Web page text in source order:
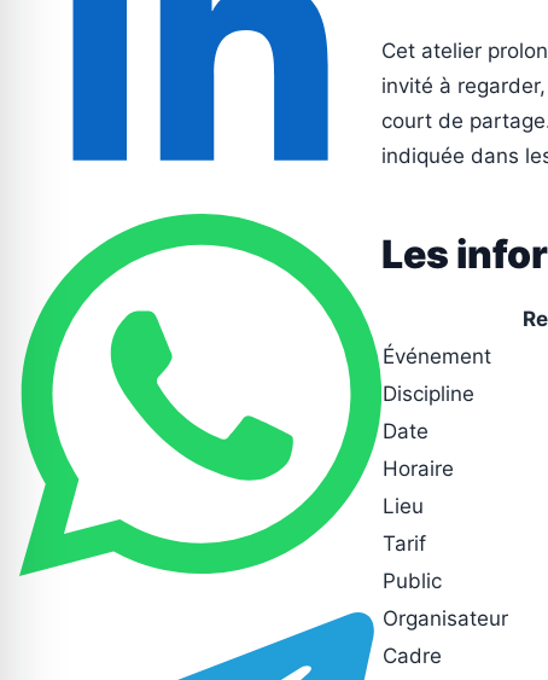
Cet atelier
invité à
court de
indiquée dans
Les
Événement
Discipline
Date
Horaire
Lieu
Tarif
Public
Organisateur
Cadre